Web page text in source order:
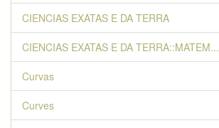
CIENCIAS EXATAS E DA TERRA
CIENCIAS EXATAS E DA TERRA::MATEM...
Curvas
Curves